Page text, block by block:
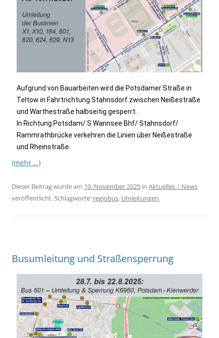
Aufgrund von Bauarbeiten wird die Potsdamer Straße in
Teltow in Fahrtrichtung Stahnsdorf zwischen Neißestraße
und Warthestraße halbseitig gesperrt.
In Richtung Potsdam/ S Wannsee Bhf/ Stahnsdorf/
Rammrathbrücke verkehren die Linien über Neißestraße
und Rheinstraße.
(mehr …)
Dieser Beitrag wurde am 10. November 2025 in Aktuelles | News
veröffentlicht. Schlagworte: regiobus, Umleitungen.
Busumleitung und Straßensperrung